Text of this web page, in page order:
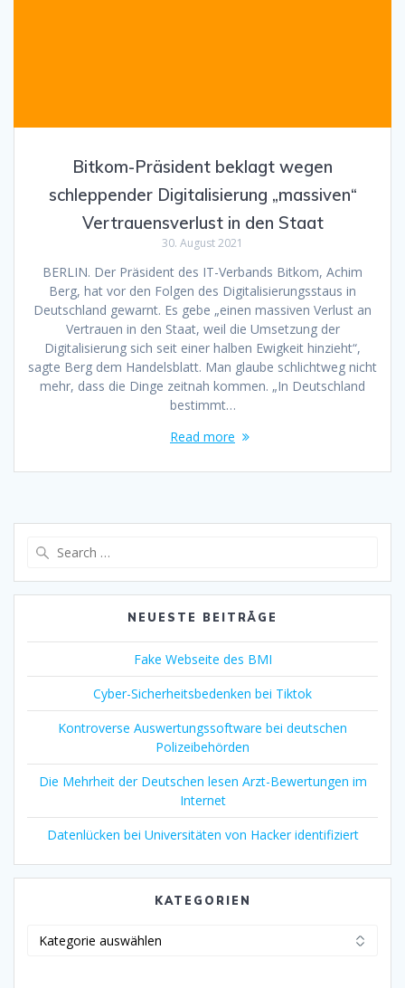
Bitkom-Präsident beklagt wegen
schleppender Digitalisierung „massiven“
Vertrauensverlust in den Staat
30. August 2021
BERLIN. Der Präsident des IT-Verbands Bitkom, Achim
Berg, hat vor den Folgen des Digitalisierungsstaus in
Deutschland gewarnt. Es gebe „einen massiven Verlust an
Vertrauen in den Staat, weil die Umsetzung der
Digitalisierung sich seit einer halben Ewigkeit hinzieht“,
sagte Berg dem Handelsblatt. Man glaube schlichtweg nicht
mehr, dass die Dinge zeitnah kommen. „In Deutschland
bestimmt…
Read more
NEUESTE BEITRÄGE
Fake Webseite des BMI
Cyber-Sicherheitsbedenken bei Tiktok
Kontroverse Auswertungssoftware bei deutschen
Polizeibehörden
Die Mehrheit der Deutschen lesen Arzt-Bewertungen im
Internet
Datenlücken bei Universitäten von Hacker identifiziert
KATEGORIEN